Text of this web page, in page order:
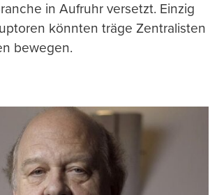
in Aufruhr versetzt. Einzig
könnten träge Zentralisten
bewegen.